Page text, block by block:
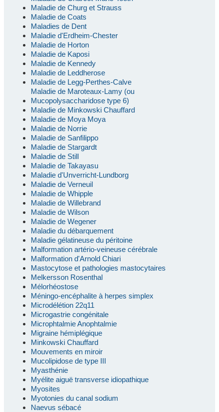
Maladie de Churg et Strauss
Maladie de Coats
Maladies de Dent
Maladie d'Erdheim-Chester
Maladie de Horton
Maladie de Kaposi
Maladie de Kennedy
Maladie de Leddherose
Maladie de Legg-Perthes-Calve
Maladie de Maroteaux-Lamy (ou
Mucopolysaccharidose type 6)
Maladie de Minkowski Chauffard
Maladie de Moya Moya
Maladie de Norrie
Maladie de Sanfilippo
Maladie de Stargardt
Maladie de Still
Maladie de Takayasu
Maladie d'Unverricht-Lundborg
Maladie de Verneuil
Maladie de Whipple
Maladie de Willebrand
Maladie de Wilson
Maladie de Wegener
Maladie du débarquement
Maladie gélatineuse du péritoine
Malformation artério-veineuse cérébrale
Malformation d'Arnold Chiari
Mastocytose et pathologies mastocytaires
Melkersson Rosenthal
Mélorhéostose
Méningo-encéphalite à herpes simplex
Microdélétion 22q11
Microgastrie congénitale
Microphtalmie Anophtalmie
Migraine hémiplégique
Minkowski Chauffard
Mouvements en miroir
Mucolipidose de type III
Myasthénie
Myélite aiguë transverse idiopathique
Myosites
Myotonies du canal sodium
Naevus sébacé